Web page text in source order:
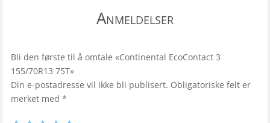
Anmeldelser
Bli den første til å omtale «Continental EcoContact 3
155/70R13 75T»
Din e-postadresse vil ikke bli publisert. Obligatoriske felt er
merket med *